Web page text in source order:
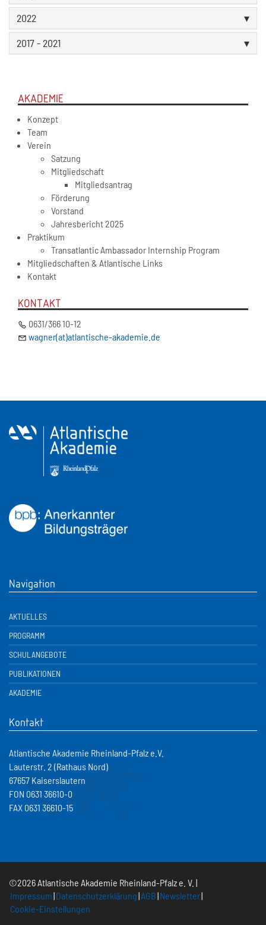
2022
2017 - 2021
AKADEMIE
Konzept
Team
Verein
Satzung
Mitgliedschaft
Mitgliedsantrag
Förderung
Vorstand
Jahresbericht 2025
Praktikum
Transatlantic Ambassador Internship Program
Mitgliedschaften & Atlantische Links
Kontakt
KONTAKT
0631/366 10-12
wagner(at)atlantische-akademie.de
Navigation
AKTUELLES
PROGRAMM
SCHULANGEBOTE
PUBLIKATIONEN
AKADEMIE
Kontakt
Atlantische Akademie Rheinland-Pfalz e.V.
Lauterstr. 2 (Rathaus Nord)
67657 Kaiserslautern
FON 0631 36610-0
FAX 0631 36610-15
©2026 Atlantische Akademie Rheinland-Pfalz e. V. |
Impressum|Datenschutzerklärung|AGB|Newsletter|
Cookie-Einstellungen